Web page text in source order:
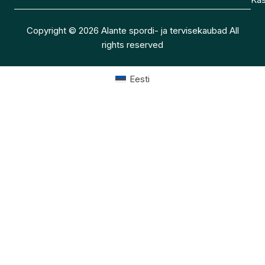
Copyright © 2026 Alante spordi- ja tervisekaubad All
rights reserved
Eesti